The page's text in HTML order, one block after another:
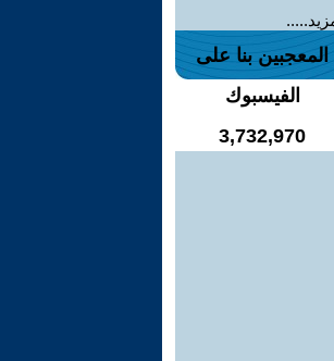
المعجبين بنا على
الفيسبوك
3,732,970